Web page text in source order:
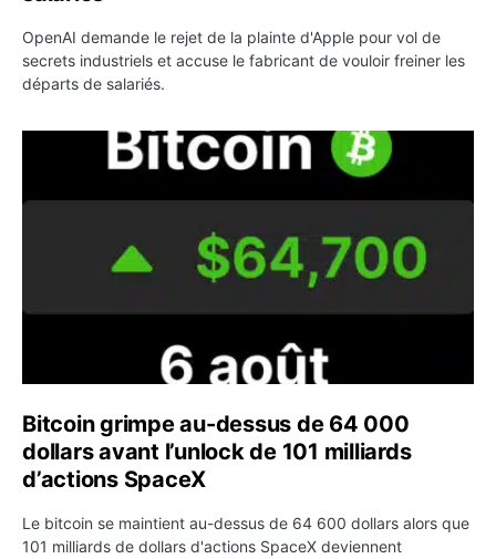
OpenAI demande le rejet de la plainte d'Apple pour vol de
secrets industriels et accuse le fabricant de vouloir freiner les
départs de salariés.
Bitcoin grimpe au-dessus de 64 000 dollars avant
Bitcoin grimpe au-dessus de 64 000
dollars avant l’unlock de 101 milliards
d’actions SpaceX
Le bitcoin se maintient au-dessus de 64 600 dollars alors que
101 milliards de dollars d'actions SpaceX deviennent